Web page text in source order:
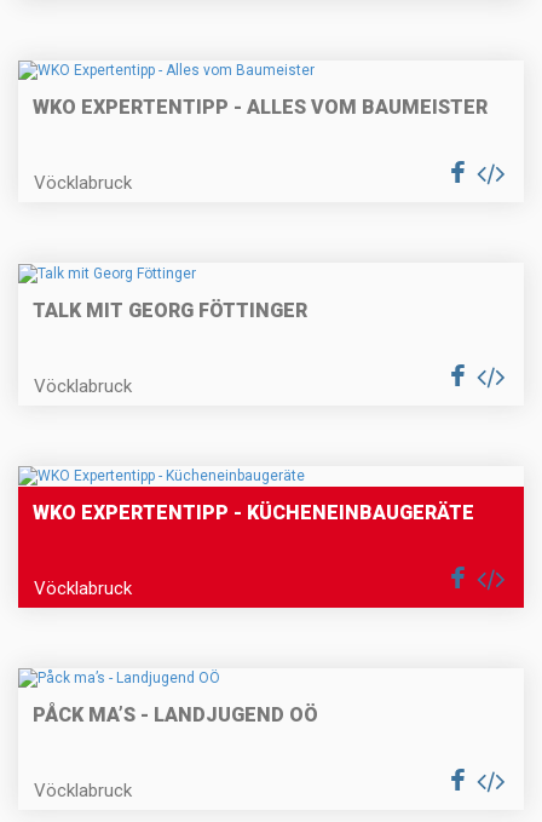
WKO EXPERTENTIPP - ALLES VOM BAUMEISTER
Vöcklabruck
TALK MIT GEORG FÖTTINGER
Vöcklabruck
WKO EXPERTENTIPP - KÜCHENEINBAUGERÄTE
Vöcklabruck
PÅCK MA’S - LANDJUGEND OÖ
Vöcklabruck